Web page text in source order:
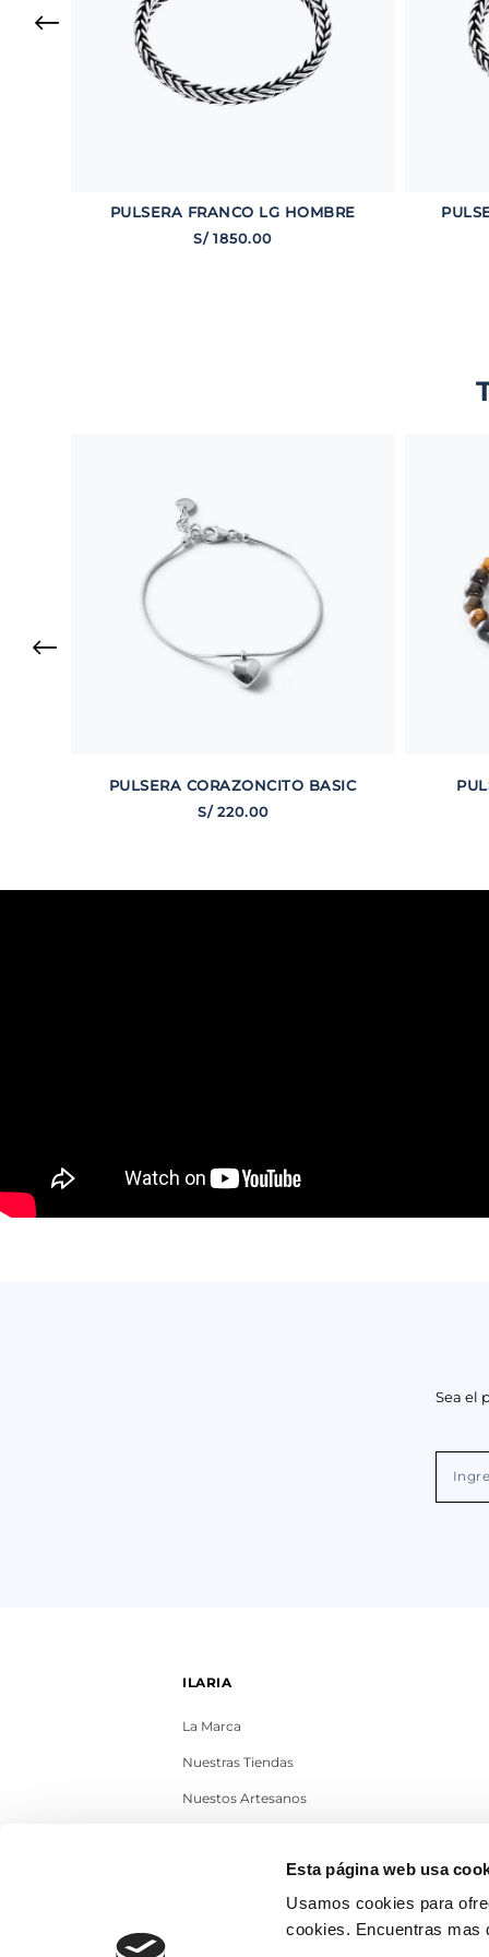
Esta página web usa
Usamos cookies para
cookies. Encuentras mas
PULSERA FRANCO LG HOMBRE
S/ 1850.00
PULSERA CORAZONCITO BASIC
S/ 220.00
Sea el
ILARIA
La Marca
Nuestras Tiendas
Nuestos Artesanos
Trabaja con nosotros